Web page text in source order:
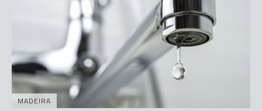
MADEIRA